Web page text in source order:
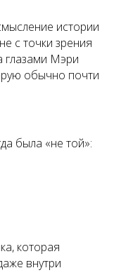
истории
с точки зрения
глазами Мэри
обычно почти
была «не той»:
которая
внутри